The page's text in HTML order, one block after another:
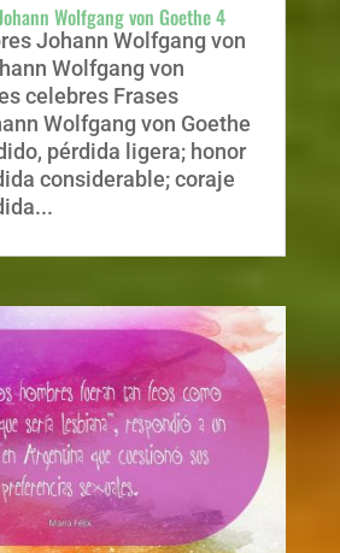
Wolfgang von Goethe 4
Johann Wolfgang von
Wolfgang von
celebres Frases
Wolfgang von Goethe
pérdida ligera; honor
considerable; coraje